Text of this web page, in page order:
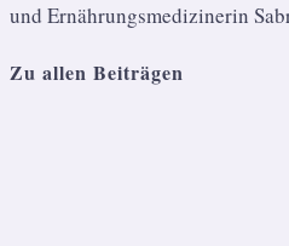
und Ernährungsmedizinerin
Zu allen Beiträgen